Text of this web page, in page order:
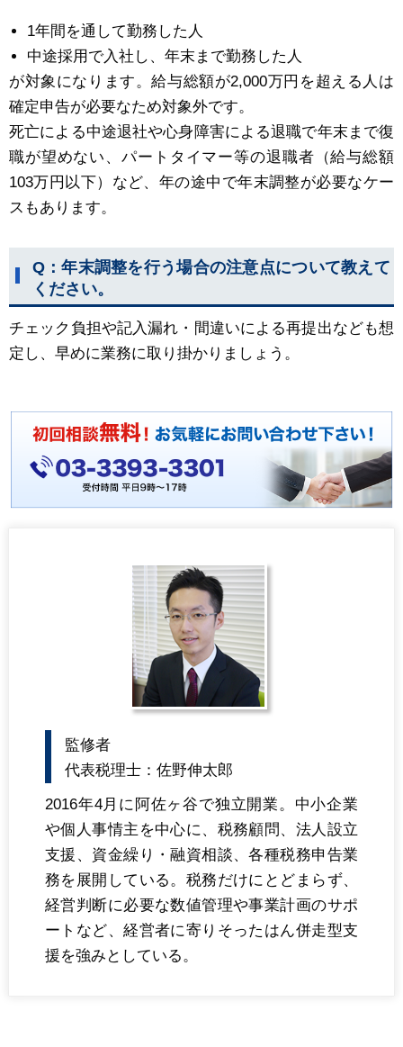
1年間を通して勤務した人
中途採用で入社し、年末まで勤務した人
が対象になります。給与総額が2,000万円を超える人は
確定申告が必要なため対象外です。
死亡による中途退社や心身障害による退職で年末まで復
職が望めない、パートタイマー等の退職者（給与総額
103万円以下）など、年の途中で年末調整が必要なケー
スもあります。
Q：年末調整を行う場合の注意点について教えて
ください。
チェック負担や記入漏れ・間違いによる再提出なども想
定し、早めに業務に取り掛かりましょう。
監修者
代表税理士：佐野伸太郎
2016年4月に阿佐ヶ谷で独立開業。中小企業
や個人事情主を中心に、税務顧問、法人設立
支援、資金繰り・融資相談、各種税務申告業
務を展開している。税務だけにとどまらず、
経営判断に必要な数値管理や事業計画のサポ
ートなど、経営者に寄りそったはん併走型支
援を強みとしている。